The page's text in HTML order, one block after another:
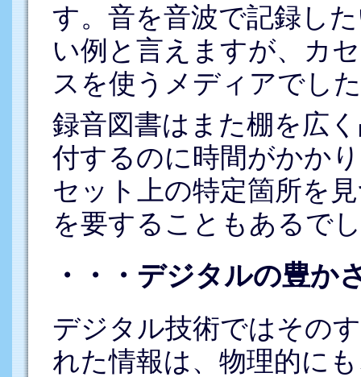
す。音を音波で記録し
い例と言えますが、カ
スを使うメディアでし
録音図書はまた棚を広
付するのに時間がかか
セット上の特定箇所を
を要することもあるで
・・・デジタルの豊か
デジタル技術ではその
れた情報は、物理的に